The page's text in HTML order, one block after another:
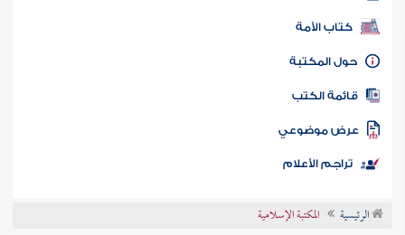
كتب PDF
كتاب الأمة
المكتبة
الكتب
موضوعي
تراجم الأعلام
الرئيسية المكتبة الإسلامية